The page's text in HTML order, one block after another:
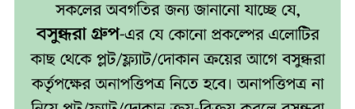
অসহায়
মানুষদের
উদ্ধার
ও
ত্রাণ